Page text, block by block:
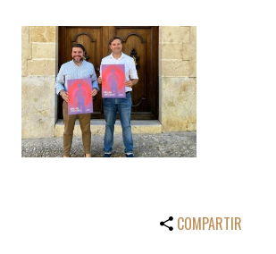
COMPARTIR